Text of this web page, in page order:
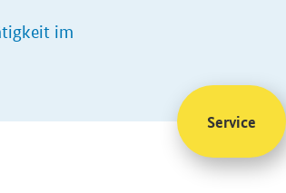
im
Service